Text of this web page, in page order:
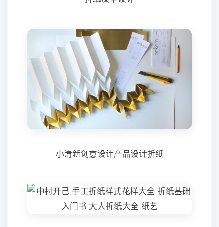
小清新创意设计产品设计折纸